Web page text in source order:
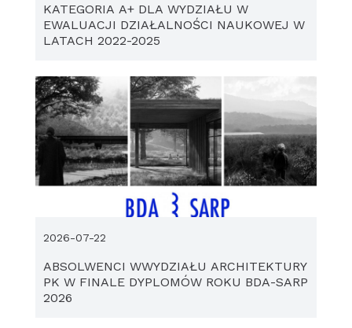
KATEGORIA A+ DLA WYDZIAŁU W
EWALUACJI DZIAŁALNOŚCI NAUKOWEJ W
LATACH 2022-2025
ABSOLWENCI WWYDZIAŁU ARCHITEKTURY
PK W FINALE DYPLOMÓW ROKU BDA-SARP
2026
2026-07-22